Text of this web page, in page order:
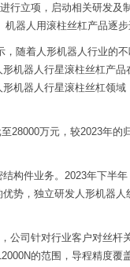
行立项，启动相关研发及
器人用滚柱丝杠产品逐步
随着人形机器人行业的
机器人行星滚柱丝杠产
机器人行星滚柱丝杠领
28000万元，较2023年的
构件业务。2023年下半
势，独立研发人形机器
公司针对行业客户对丝杆
的范围，导程精度覆